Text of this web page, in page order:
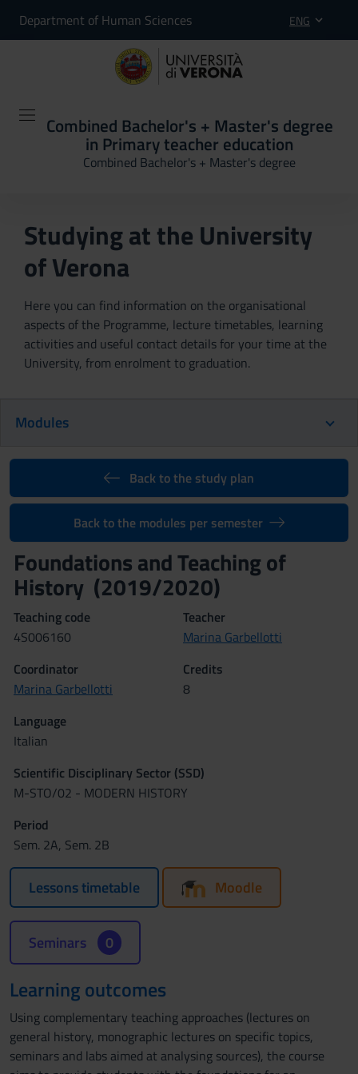
Department of Human Sciences ENG
Combined Bachelor's + Master's degree
in Primary teacher education
Combined Bachelor's + Master's degree
Studying at the University
of Verona
Here you can find information on the organisational
aspects of the Programme, lecture timetables, learning
activities and useful contact details for your time at the
University, from enrolment to graduation.
Modules
Back to the study plan
Back to the modules per semester
Foundations and Teaching of
History (2019/2020)
Teaching code
4S006160
Teacher
Marina Garbellotti
Coordinator
Marina Garbellotti
Credits
8
Language
Italian
Scientific Disciplinary Sector (SSD)
M-STO/02 - MODERN HISTORY
Period
Sem. 2A, Sem. 2B
Lessons timetable Moodle
Seminars 0
Learning outcomes
Using complementary teaching approaches (lectures on
general history, monographic lectures on specific topics,
seminars and labs aimed at analysing sources), the course